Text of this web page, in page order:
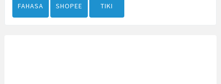
FAHASA SHOPEE TIKI